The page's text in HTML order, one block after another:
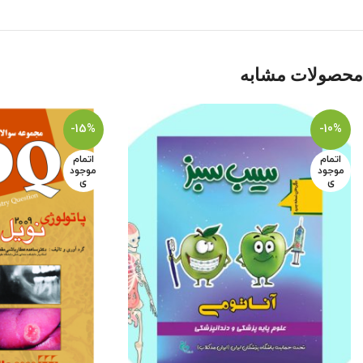
محصولات مشابه
-10%
اتمام
موجود
ی
-15%
اتمام
موجود
ی